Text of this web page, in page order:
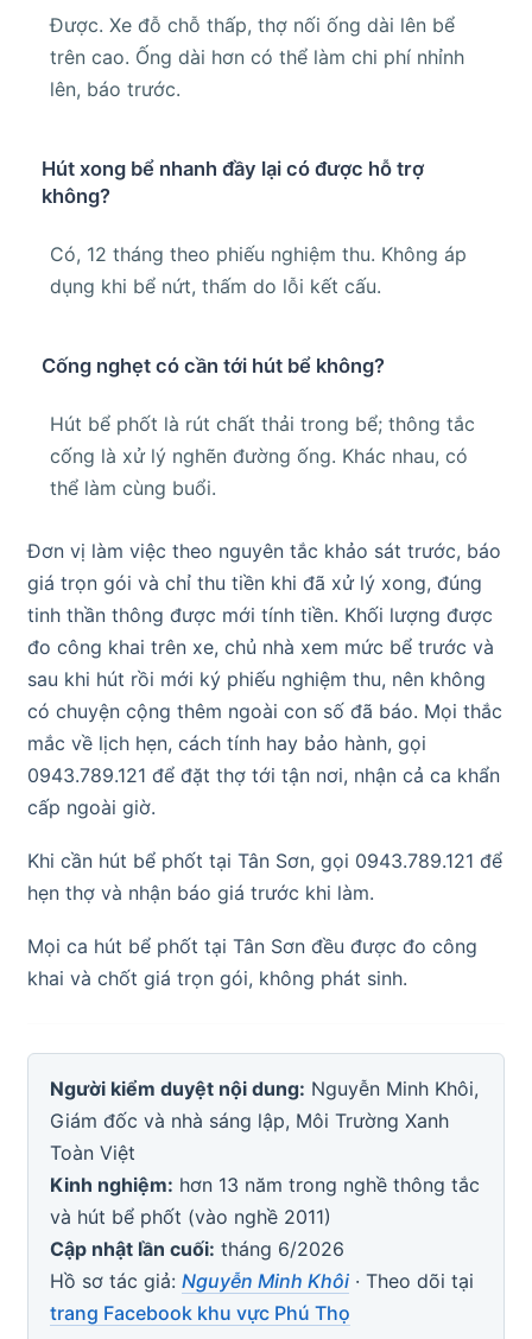
Được. Xe đỗ chỗ thấp, thợ nối ống dài lên bể
trên cao. Ống dài hơn có thể làm chi phí nhỉnh
lên, báo trước.
Hút xong bể nhanh đầy lại có được hỗ trợ
không?
Có, 12 tháng theo phiếu nghiệm thu. Không áp
dụng khi bể nứt, thấm do lỗi kết cấu.
Cống nghẹt có cần tới hút bể không?
Hút bể phốt là rút chất thải trong bể; thông tắc
cống là xử lý nghẽn đường ống. Khác nhau, có
thể làm cùng buổi.
Đơn vị làm việc theo nguyên tắc khảo sát trước, báo
giá trọn gói và chỉ thu tiền khi đã xử lý xong, đúng
tinh thần thông được mới tính tiền. Khối lượng được
đo công khai trên xe, chủ nhà xem mức bể trước và
sau khi hút rồi mới ký phiếu nghiệm thu, nên không
có chuyện cộng thêm ngoài con số đã báo. Mọi thắc
mắc về lịch hẹn, cách tính hay bảo hành, gọi
0943.789.121 để đặt thợ tới tận nơi, nhận cả ca khẩn
cấp ngoài giờ.
Khi cần hút bể phốt tại Tân Sơn, gọi 0943.789.121 để
hẹn thợ và nhận báo giá trước khi làm.
Mọi ca hút bể phốt tại Tân Sơn đều được đo công
khai và chốt giá trọn gói, không phát sinh.
Người kiểm duyệt nội dung: Nguyễn Minh Khôi,
Giám đốc và nhà sáng lập, Môi Trường Xanh
Toàn Việt
Kinh nghiệm: hơn 13 năm trong nghề thông tắc
và hút bể phốt (vào nghề 2011)
Cập nhật lần cuối: tháng 6/2026
Hồ sơ tác giả: Nguyễn Minh Khôi · Theo dõi tại
trang Facebook khu vực Phú Thọ